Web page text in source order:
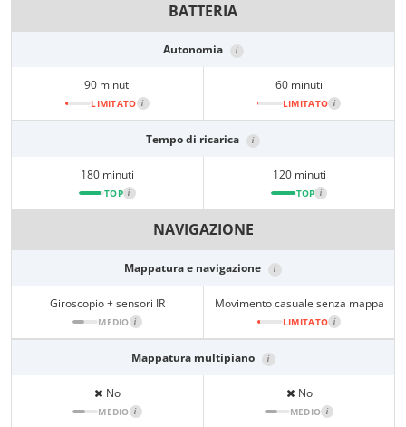
BATTERIA
Autonomia i
90 minuti
LIMITATO i
60 minuti
LIMITATO i
Tempo di ricarica i
180 minuti
TOP i
120 minuti
TOP i
NAVIGAZIONE
Mappatura e navigazione i
Giroscopio + sensori IR
MEDIO i
Movimento casuale senza mappa
LIMITATO i
Mappatura multipiano i
No
MEDIO i
No
MEDIO i